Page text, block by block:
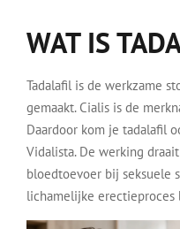
WAT IS
Tadalafil is de werkzame
gemaakt. Cialis is de
Daardoor kom je tadalafil
Vidalista. De werking
bloedtoevoer bij seksuele
lichamelijke